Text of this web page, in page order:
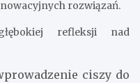
rozwiązań.
refleksji nad
ciszy do